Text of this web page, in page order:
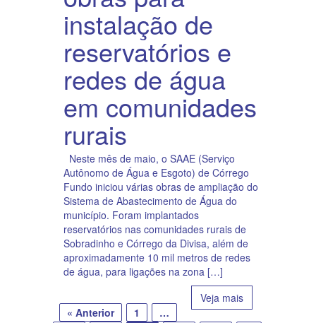
instalação de
reservatórios e
redes de água
em comunidades
rurais
Neste mês de maio, o SAAE (Serviço
Autônomo de Água e Esgoto) de Córrego
Fundo iniciou várias obras de ampliação do
Sistema de Abastecimento de Água do
município. Foram implantados
reservatórios nas comunidades rurais de
Sobradinho e Córrego da Divisa, além de
aproximadamente 10 mil metros de redes
de água, para ligações na zona […]
Veja mais
« Anterior
1
…